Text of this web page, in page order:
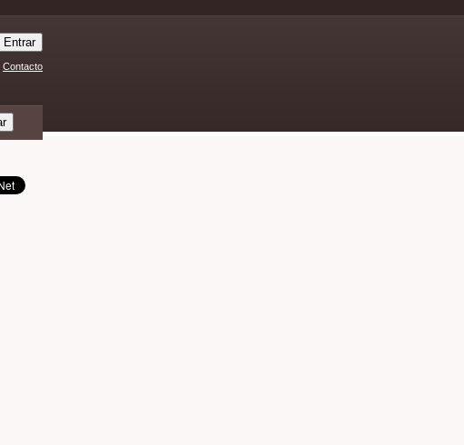
Contacto